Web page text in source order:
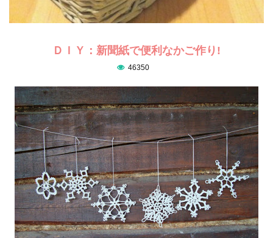
ＤＩＹ：新聞紙で便利なかご作り!
46350